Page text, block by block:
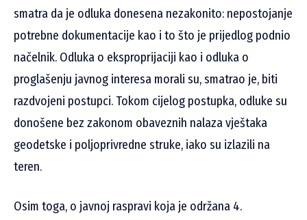
smatra da je odluka donesena nezakonito: nepostojanje
potrebne dokumentacije kao i to što je prijedlog podnio
načelnik. Odluka o eksproprijaciji kao i odluka o
proglašenju javnog interesa morali su, smatrao je, biti
razdvojeni postupci. Tokom cijelog postupka, odluke su
donošene bez zakonom obaveznih nalaza vještaka
geodetske i poljoprivredne struke, iako su izlazili na
teren.
Osim toga, o javnoj raspravi koja je održana 4.